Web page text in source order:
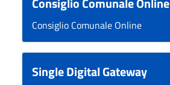
Consiglio Comunale Online
Single Digital Gateway